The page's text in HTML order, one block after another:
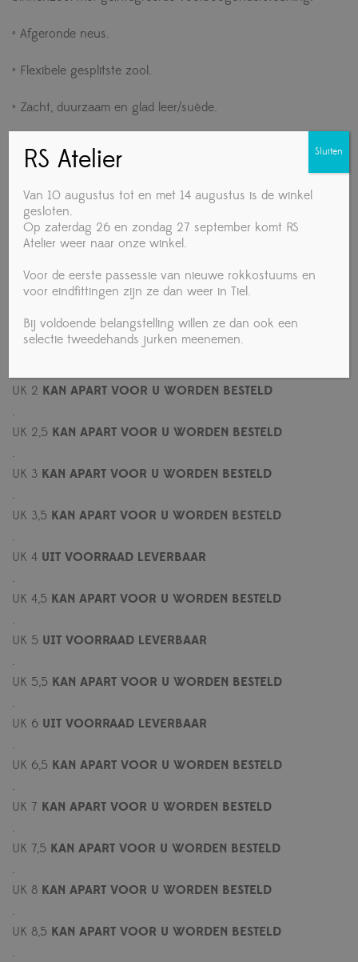
• Afgeronde neus.
• Flexibele gesplitste zool.
• Zacht, duurzaam en glad leer/suède.
• Antibacteriële voering en binnenzool.
hielkussen.
• Lichtgewicht ontwerp.
• 3,8 cm contourhak.
Verkrijgbaar in de maten:
UK 2 KAN APART VOOR U WORDEN BESTELD
.
UK 2,5 KAN APART VOOR U WORDEN BESTELD
.
UK 3 KAN APART VOOR U WORDEN BESTELD
.
UK 3,5 KAN APART VOOR U WORDEN BESTELD
.
UK 4 UIT VOORRAAD LEVERBAAR
.
UK 4,5 KAN APART VOOR U WORDEN BESTELD
.
UK 5 UIT VOORRAAD LEVERBAAR
.
UK 5,5 KAN APART VOOR U WORDEN BESTELD
.
UK 6 UIT VOORRAAD LEVERBAAR
.
UK 6,5 KAN APART VOOR U WORDEN BESTELD
.
UK 7 KAN APART VOOR U WORDEN BESTELD
.
UK 7,5 KAN APART VOOR U WORDEN BESTELD
.
UK 8 KAN APART VOOR U WORDEN BESTELD
.
UK 8,5 KAN APART VOOR U WORDEN BESTELD
.
RS Atelier
Van 10 augustus tot en met 14 augustus is de winkel
gesloten.
Op zaterdag 26 en zondag 27 september komt RS
Atelier weer naar onze winkel.
Voor de eerste passessie van nieuwe rokkostuums en
voor eindfittingen zijn ze dan weer in Tiel.
Bij voldoende belangstelling willen ze dan ook een
selectie tweedehands jurken meenemen.
Sluiten